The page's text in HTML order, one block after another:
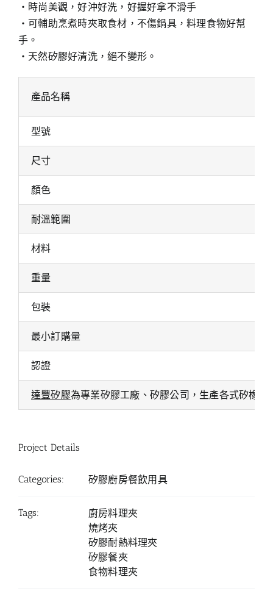
‧時尚美觀，好沖好洗，好握好拿不滑手
‧可輔助烹煮時夾取食材，不傷鍋具，料理食物好幫
手。
‧天然矽膠好清洗，絕不變形。
產品名稱
型號
尺寸
顏色
耐溫範圍
材料
重量
包裝
最小訂購量
認證
達豐矽膠為專業矽膠工廠、矽膠公司，生產各式矽橡
Project Details
Categories: 矽膠廚房餐飲用具
Tags:
廚房料理夾
燒烤夾
矽膠耐熱料理夾
矽膠餐夾
食物料理夾